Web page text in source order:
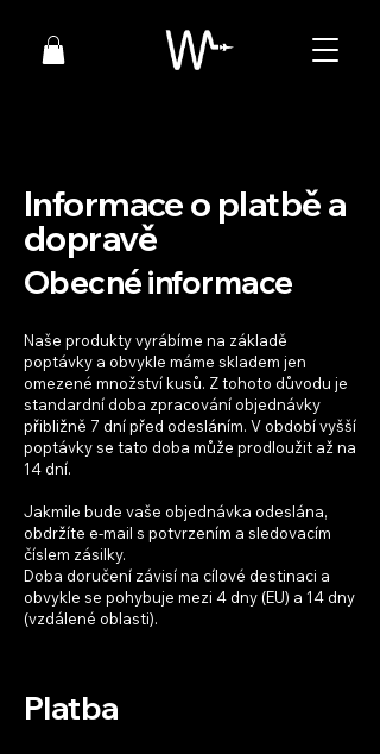
Informace o platbě a
dopravě
Obecné informace
Naše produkty vyrábíme na základě
poptávky a obvykle máme skladem jen
omezené množství kusů. Z tohoto důvodu je
standardní doba zpracování objednávky
přibližně 7 dní před odesláním. V období vyšší
poptávky se tato doba může prodloužit až na
14 dní.
Jakmile bude vaše objednávka odeslána,
obdržíte e-mail s potvrzením a sledovacím
číslem zásilky.
Doba doručení závisí na cílové destinaci a
obvykle se pohybuje mezi 4 dny (EU) a 14 dny
(vzdálené oblasti).
Platba